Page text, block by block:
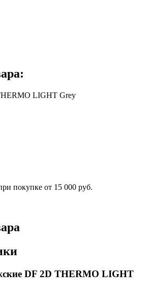
LIGHT Grey
покупке от 15 000 руб.
DF 2D THERMO LIGHT